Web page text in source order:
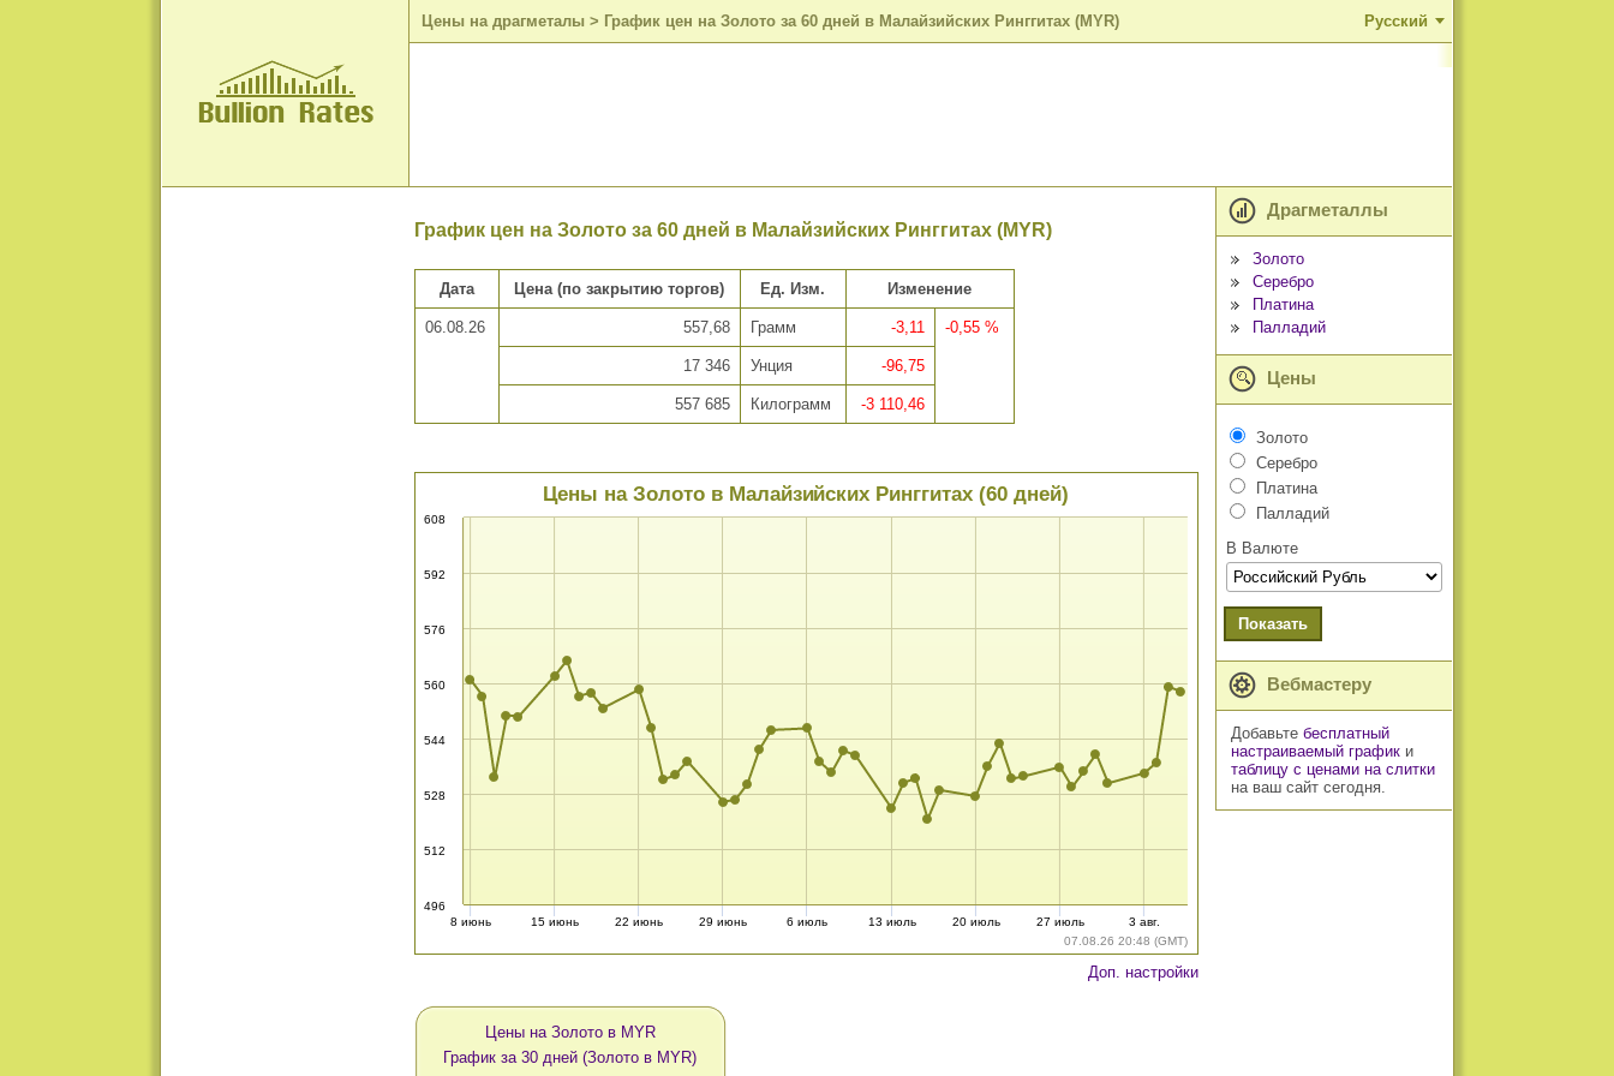
Цены на драгметалы > График цен на Золото за 60 дней в Малайзийских Ринггитах (MYR) Русский
График цен на Золото за 60 дней в Малайзийских Ринггитах (MYR)
Дата Цена (по закрытию торгов) Ед. Изм. Изменение
06.08.26 557,68 Грамм -3,11 -0,55 %
17 346 Унция -96,75
557 685 Килограмм -3 110,46
07.08.26 20:48 (GMT)
Цены на Золото в Малайзийских Ринггитах (60 дней)
496
512
528
544
560
576
592
608
8 июнь 15 июнь 22 июнь 29 июнь 6 июль 13 июль 20 июль 27 июль 3 авг.
Доп. настройки
Цены на Золото в MYR
График за 30 дней (Золото в MYR)
Драгметаллы
Золото
Серебро
Платина
Палладий
Цены
Золото
Серебро
Платина
Палладий
В Валюте
Показать
Вебмастеру
Добавьте бесплатный
настраиваемый графики
таблицу с ценами на слитки
на ваш сайт сегодня.